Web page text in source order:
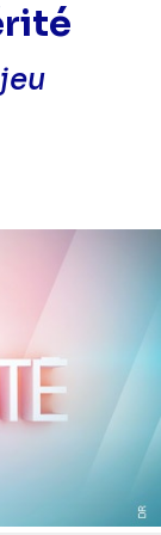
22 09:15 - Au
01-22